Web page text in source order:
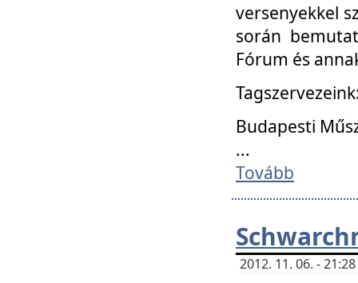
versenyekkel
során
Fórum és
Budapesti
...
Tovább
2012. 11. 06. -